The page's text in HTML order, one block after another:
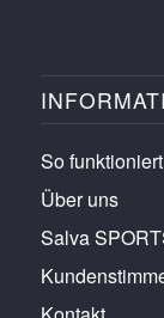
So
Über uns
Salva